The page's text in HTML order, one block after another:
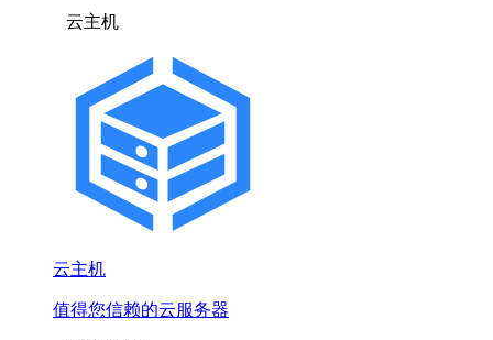
云主机
云主机
值得您信赖的云服务器